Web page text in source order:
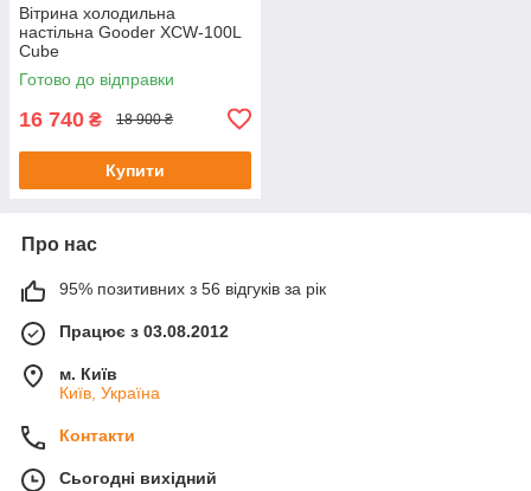
Вітрина холодильна
настільна Gooder XCW-100L
Cube
Готово до відправки
16 740 ₴ 18 900 ₴
Купити
Про нас
95% позитивних з 56 відгуків за рік
Працює з 03.08.2012
м. Київ
Київ, Україна
Контакти
Сьогодні вихідний